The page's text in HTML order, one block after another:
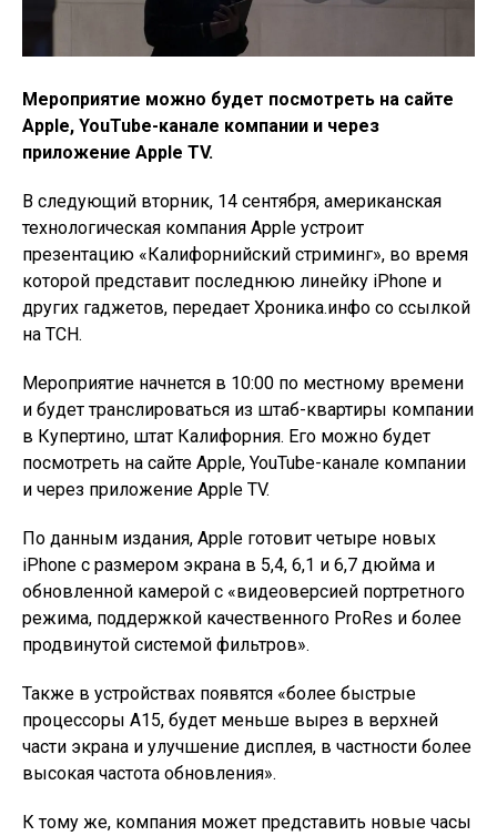
Мероприятие можно будет посмотреть на сайте
Apple, YouTube-канале компании и через
приложение Apple TV.
В следующий вторник, 14 сентября, американская
технологическая компания Apple устроит
презентацию «Калифорнийский стриминг», во время
которой представит последнюю линейку iPhone и
других гаджетов, передает Хроника.инфо со ссылкой
на ТСН.
Мероприятие начнется в 10:00 по местному времени
и будет транслироваться из штаб-квартиры компании
в Купертино, штат Калифорния. Его можно будет
посмотреть на сайте Apple, YouTube-канале компании
и через приложение Apple TV.
По данным издания, Apple готовит четыре новых
iPhone с размером экрана в 5,4, 6,1 и 6,7 дюйма и
обновленной камерой с «видеоверсией портретного
режима, поддержкой качественного ProRes и более
продвинутой системой фильтров».
Также в устройствах появятся «более быстрые
процессоры A15, будет меньше вырез в верхней
части экрана и улучшение дисплея, в частности более
высокая частота обновления».
К тому же, компания может представить новые часы